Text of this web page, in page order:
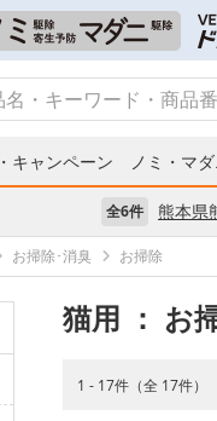
キャンペーン ノミ・マ
全6件 熊本県
お掃除･消臭 お掃除
猫用 ： お
1 - 17件（全 17件）